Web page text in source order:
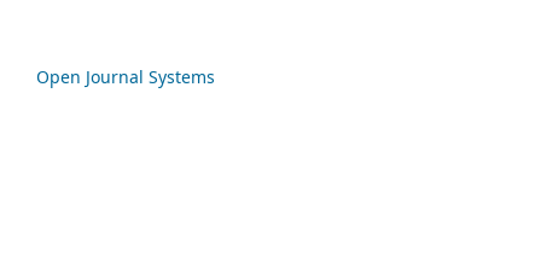
Open Journal Systems